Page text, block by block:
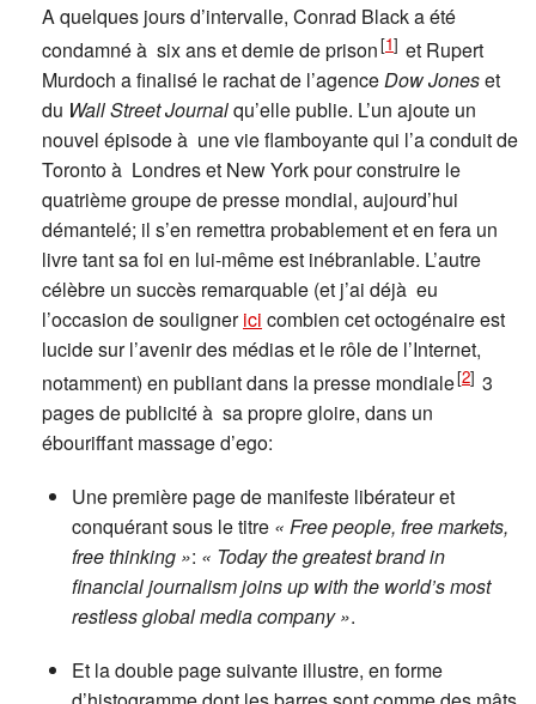
A quelques jours d’intervalle, Conrad Black a été
condamné à six ans et demie de prison[1] et Rupert
Murdoch a finalisé le rachat de l’agenceDow Joneset
du Wall Street Journalqu’elle publie. L’un ajoute un
nouvel épisode à une vie flamboyante qui l’a conduit de
Toronto à Londres et New York pour construire le
quatrième groupe de presse mondial, aujourd’hui
démantelé; il s’en remettra probablement et en fera un
livre tant sa foi en lui-même est inébranlable. L’autre
célèbre un succès remarquable (et j’ai déjà eu
l’occasion de soulignerici combien cet octogénaire est
lucide sur l’avenir des médias et le rôle de l’Internet,
notamment) en publiant dans la presse mondiale[2] 3
pages de publicité à sa propre gloire, dans un
ébouriffant massage d’ego:
Une première page de manifeste libérateur et
conquérant sous le titre « Free people, free markets,
free thinking »: « Today the greatest brand in
financial journalism joins up with the world’s most
restless global media company ».
Et la double page suivante illustre, en forme